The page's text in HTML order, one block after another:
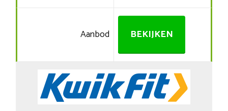
Aanbod BEKIJKEN